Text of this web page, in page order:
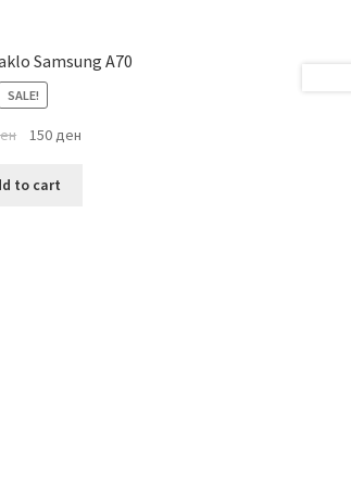
Samsung A70
SALE!
150ден
to cart